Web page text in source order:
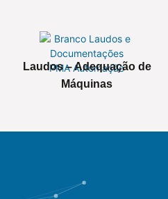
Laudos – Adequação de
Máquinas